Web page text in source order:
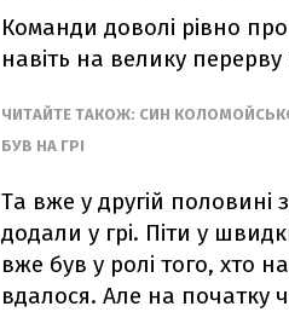
Команди доволі рівно
навіть на велику
ЧИТАЙТЕ ТАКОЖ: СИН
БУВ НА ГРІ
Та вже у другій половині
додали у грі. Піти у
вже був у ролі того, хто
вдалося. Але на початку